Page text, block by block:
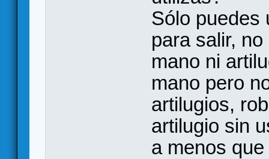
Sólo puedes
para salir,
mano ni
mano pero
artilugios,
artilugio sin
a menos